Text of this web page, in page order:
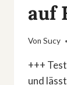
auf
Von Sucy
+++
und